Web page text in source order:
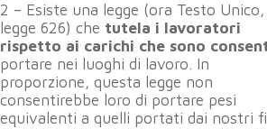
2 – Esiste una legge (ora Testo Unico,
legge 626) che tutela i lavoratori
rispetto ai carichi che sono
portare nei luoghi di lavoro. In
proporzione, questa legge non
consentirebbe loro di portare pesi
equivalenti a quelli portati dai nostri